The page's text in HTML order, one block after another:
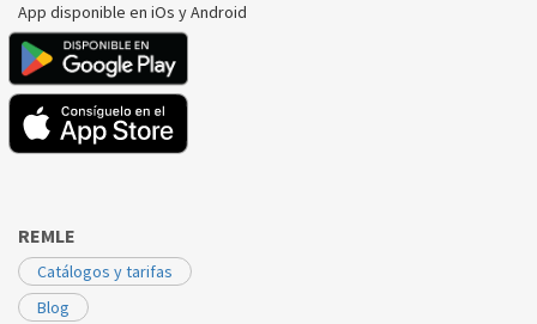
App disponible en iOs y Android
REMLE
Catálogos y tarifas
Blog